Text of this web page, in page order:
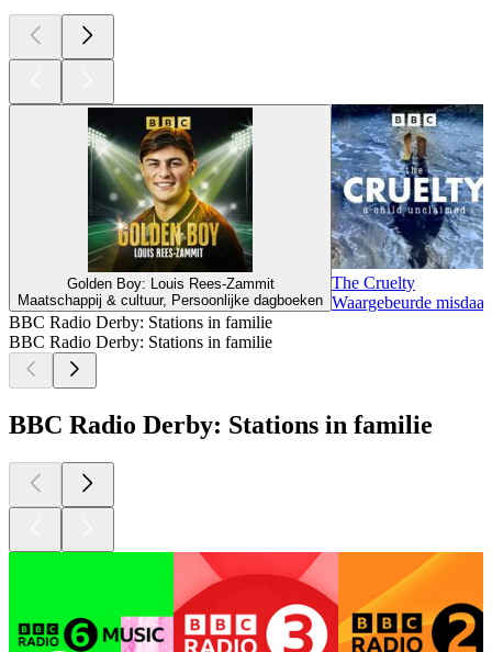
Golden Boy: Louis Rees-Zammit
Maatschappij & cultuur, Persoonlijke dagboeken
The Cruelty
Waargebeurde misdaad
BBC Radio Derby: Stations in familie
BBC Radio Derby: Stations in familie
BBC Radio Derby: Stations in familie